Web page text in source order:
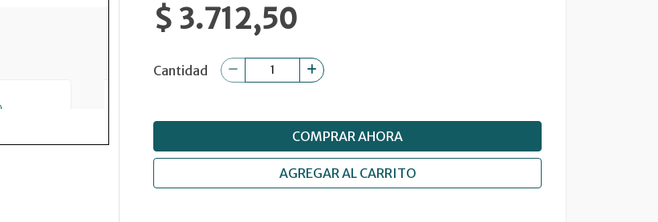
$ 3.712,50
Cantidad
COMPRAR AHORA
AGREGAR AL CARRITO